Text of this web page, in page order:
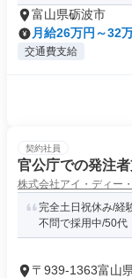
富山県砺波市
月給26万円～32
交通費支給
契約社員
官公庁での発注
株式会社アイ・ディー
完全土日祝休み/経
不問で採用中/50代
〒939-1363富山